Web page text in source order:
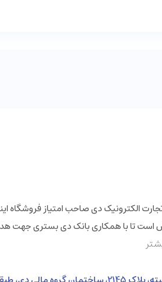
تا با همکاری بانک دی بستری جهت